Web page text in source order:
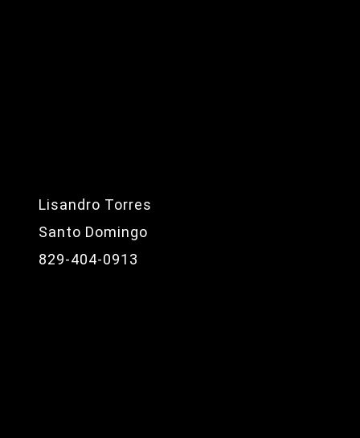
Lisandro Torres
Santo Domingo
829-404-0913